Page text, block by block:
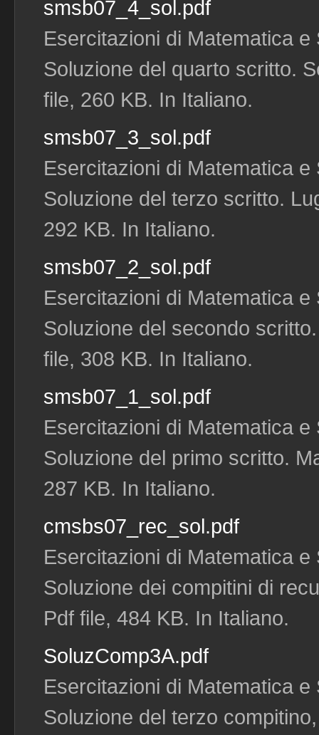
smsb07_4_sol.pdf
Esercitazioni di Matematica
Soluzione del quarto scritto.
file, 260 KB. In Italiano.
smsb07_3_sol.pdf
Esercitazioni di Matematica
Soluzione del terzo scritto.
292 KB. In Italiano.
smsb07_2_sol.pdf
Esercitazioni di Matematica
Soluzione del secondo
file, 308 KB. In Italiano.
smsb07_1_sol.pdf
Esercitazioni di Matematica
Soluzione del primo scritto.
287 KB. In Italiano.
cmsbs07_rec_sol.pdf
Esercitazioni di Matematica
Soluzione dei compitini di
Pdf file, 484 KB. In Italiano.
SoluzComp3A.pdf
Esercitazioni di Matematica
Soluzione del terzo